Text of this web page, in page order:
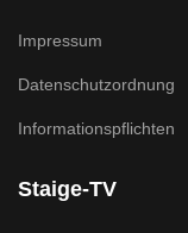
Impressum
Datenschutzordnung
Informationspflichten
Staige-TV